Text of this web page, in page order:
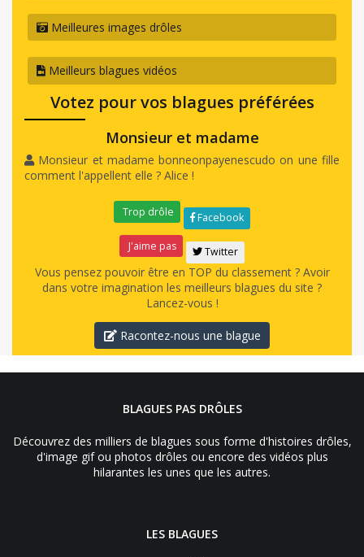
Meilleures images drôles
Meilleurs blagues vidéos
Votez pour vos blagues préférées
Monsieur et madame
Monsieur et madame bonneonpayenescudo on une fille
comment l'appellent elle ? Alice !
Trop drôle Facebook
J'aime pas Twitter
Vous pensez pouvoir être en TOP du classement ? Avoir
dans votre imagination les meilleurs blagues du site ?
Lancez-vous !
Racontez-nous une blague
BLAGUES PAS DRÔLES
Découvrez des milliers de blagues sous forme d'histoires drôles,
d'image gif ou photos drôles ou encore des vidéos plus
hilarantes les unes que les autres.
LES BLAGUES